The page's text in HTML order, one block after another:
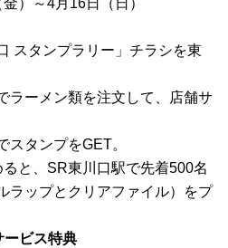
）～4月16日（日）
スタンプラリー」チラシを東
ーメン類を注文して、店舗サ
タンプをGET。
と、SR東川口駅で先着500名
ラップとクリアファイル）をプ
ービス特典